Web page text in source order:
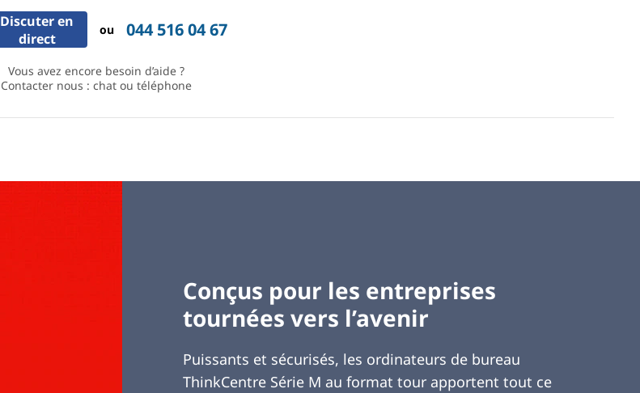
Discuter en
direct
ou 044 516 04 67
Vous avez encore besoin d’aide ?
Contacter nous : chat ou téléphone
Conçus pour les entreprises
tournées vers l’avenir
Puissants et sécurisés, les ordinateurs de bureau
ThinkCentre Série M au format tour apportent tout ce